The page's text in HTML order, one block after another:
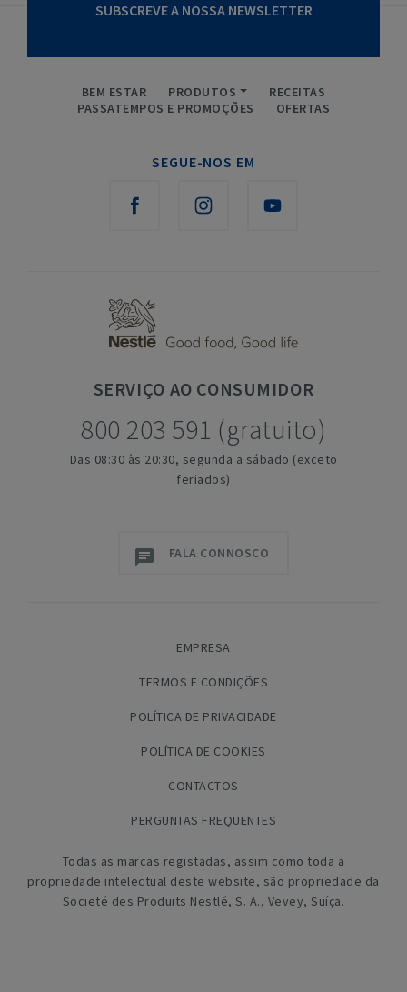
SUBSCREVE A NOSSA NEWSLETTER
BEM ESTAR PRODUTOS
RECEITAS
PASSATEMPOS E PROMOÇÕES
OFERTAS
SEGUE-NOS EM
SERVIÇO AO CONSUMIDOR
800 203 591 (gratuito)
Das 08:30 às 20:30, segunda a sábado (exceto
feriados)
FALA CONNOSCO
EMPRESA
TERMOS E CONDIÇÕES
POLÍTICA DE PRIVACIDADE
POLÍTICA DE COOKIES
CONTACTOS
PERGUNTAS FREQUENTES
Todas as marcas registadas, assim como toda a
propriedade intelectual deste website, são propriedade da
Societé des Produits Nestlé, S. A., Vevey, Suíça.